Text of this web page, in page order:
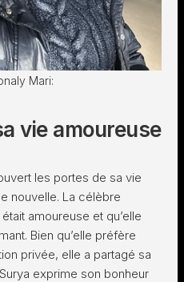
Mari:
vie amoureuse
les portes de sa vie
nouvelle. La célèbre
amoureuse et qu’elle
Bien qu’elle préfère
privée, elle a partagé sa
exprime son bonheur